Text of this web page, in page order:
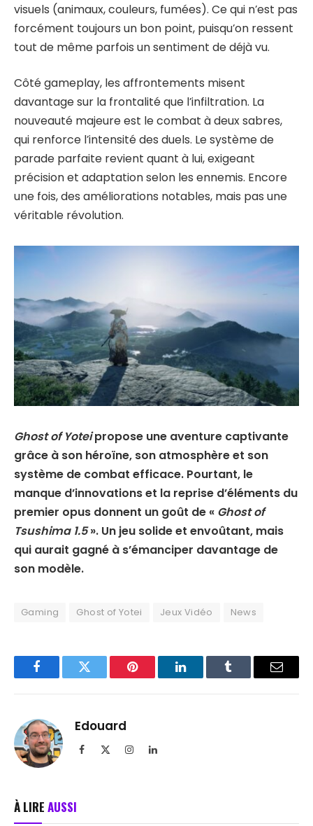
visuels (animaux, couleurs, fumées). Ce qui n’est pas
forcément toujours un bon point, puisqu’on ressent
tout de même parfois un sentiment de déjà vu.
Côté gameplay, les affrontements misent
davantage sur la frontalité que l’infiltration. La
nouveauté majeure est le combat à deux sabres,
qui renforce l’intensité des duels. Le système de
parade parfaite revient quant à lui, exigeant
précision et adaptation selon les ennemis. Encore
une fois, des améliorations notables, mais pas une
véritable révolution.
Ghost of Yoteipropose une aventure captivante
grâce à son héroïne, son atmosphère et son
système de combat efficace. Pourtant, le
manque d’innovations et la reprise d’éléments du
premier opus donnent un goût de « Ghost of
Tsushima 1.5». Un jeu solide et envoûtant, mais
qui aurait gagné à s’émanciper davantage de
son modèle.
Gaming Ghost of Yotei Jeux Vidéo News
FacebookTwitter Pinterest LinkedInTumblr Email
Edouard
Facebook InstagramLinkedIn
À LIRE AUSSI